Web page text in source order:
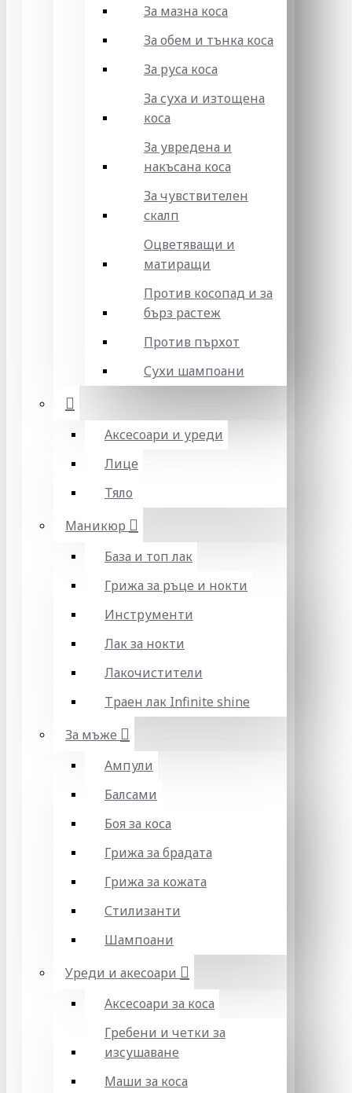
За мазна коса
За обем и тънка коса
За руса коса
За суха и изтощена
коса
За увредена и
накъсана коса
За чувствителен
скалп
Оцветяващи и
матиращи
Против косопад и за
бърз растеж
Против пърхот
Сухи шампоани
Аксесоари и уреди
Лице
Тяло
Маникюр
База и топ лак
Грижа за ръце и нокти
Инструменти
Лак за нокти
Лакочистители
Траен лак Infinite shine
За мъже
Ампули
Балсами
Боя за коса
Грижа за брадата
Грижа за кожата
Стилизанти
Шампоани
Уреди и акесоари
Аксесоари за коса
Гребени и четки за
изсушаване
Маши за коса